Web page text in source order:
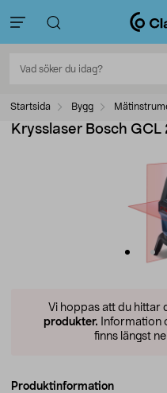
Startsida Bygg
Krysslaser Bosch
Vi hoppas att du hittar
produkter. Information
finns längst
Produktinformation